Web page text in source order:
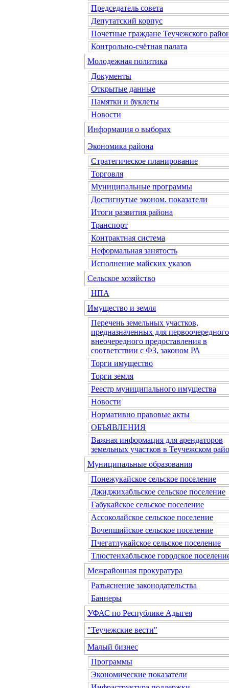
Председатель совета
Депутатский корпус
Почетные граждане Теучежского
Контрольно-счётная палата
Молодежная политика
Документы
Открытые данные
Памятки и буклеты
Новости
Информация о выборах
Экономика района
Стратегическое планирование
Торговля
Муниципальные программы
Достигнутые эконом. показатели
Итоги развития района
Транспорт
Контрактная система
Неформальная занятость
Исполнение майских указов
Сельское хозяйство
НПА
Имущество и земля
Перечень земельных участков,
предназначенных для
внеочередного предоставления в
соответствии с ФЗ, законом РА
Торги имущество
Торги земля
Реестр муниципального имущества
Новости
Нормативно правовые акты
ОБЪЯВЛЕНИЯ
Важная информация для арендаторов
земельных участков в Теучежском
Муниципальные образования
Понежукайское сельское поселение
Джиджихабльское сельское поселение
Габукайское сельское поселение
Ассоколайское сельское поселение
Вочепшийское сельское поселение
Пчегатлукайское сельское поселение
Тлюстенхабльское городское
Межрайонная прокуратура
Разъяснение законодательства
Баннеры
УФАС по Республике Адыгея
"Теучежские вести"
Малый бизнес
Программы
Экономические показатели